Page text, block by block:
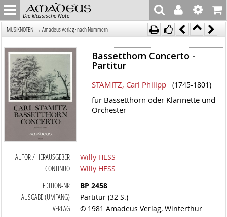
Die klassische Note
MUSIKNOTEN → Amadeus Verlag · nach Nummern
Bassetthorn Concerto -
Partitur
STAMITZ, Carl Philipp (1745-1801)
für Bassetthorn oder Klarinette und
Orchester
AUTOR / HERAUSGEBER
Willy HESS
CONTINUO
Willy HESS
EDITION-NR
BP 2458
AUSGABE (UMFANG)
Partitur (32 S.)
VERLAG
© 1981 Amadeus Verlag, Winterthur